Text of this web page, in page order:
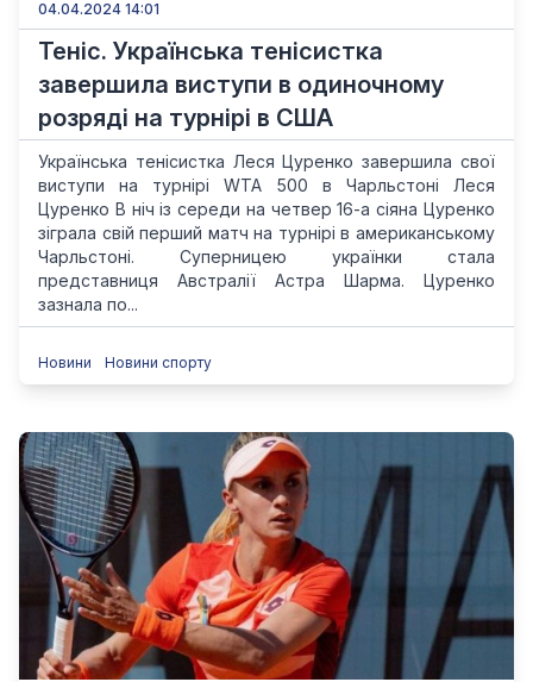
04.04.2024 14:01
Теніс. Українська тенісистка
завершила виступи в одиночному
розряді на турнірі в США
Українська тенісистка Леся Цуренко завершила свої
виступи на турнірі WTA 500 в Чарльстоні Леся
Цуренко В ніч із середи на четвер 16-а сіяна Цуренко
зіграла свій перший матч на турнірі в американському
Чарльстоні. Суперницею українки стала
представниця Австралії Астра Шарма. Цуренко
зазнала по...
Новини Новини спорту